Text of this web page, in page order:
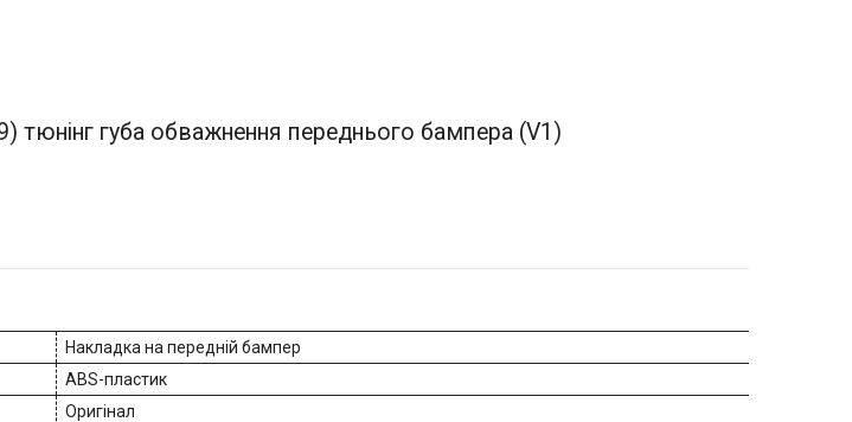
тюнінг губа обважнення переднього бампера (V1)
Накладка на передній бампер
ABS-пластик
Оригінал